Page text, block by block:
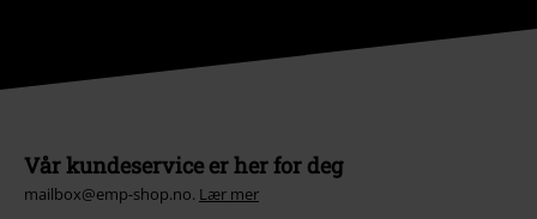
Vår kundeservice er her for deg
mailbox@emp-shop.no. Lær mer